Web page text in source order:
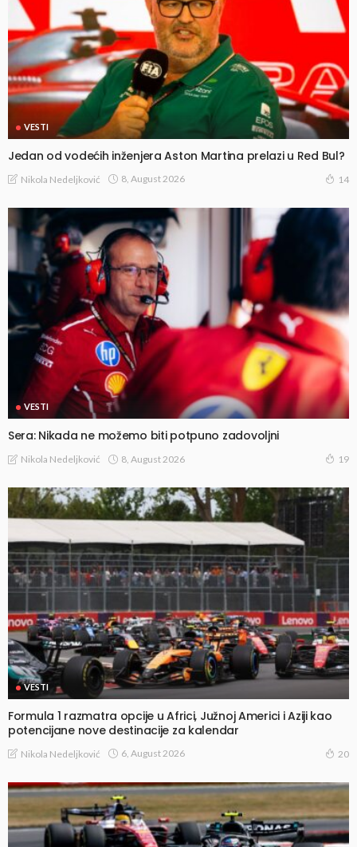
VESTI
Jedan od vodećih inženjera Aston Martina prelazi u Red Bul?
Nikola Nedeljković 8, August 2026 14
VESTI
Sera: Nikada ne možemo biti potpuno zadovoljni
Nikola Nedeljković 8, August 2026 19
VESTI
Formula 1 razmatra opcije u Africi, Južnoj Americi i Aziji kao
potencijane nove destinacije za kalendar
Nikola Nedeljković 6, August 2026 20